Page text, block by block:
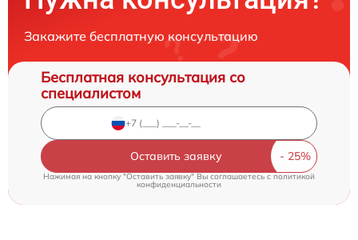
Закажите бесплатную консультацию
Бесплатная консультация со
специалистом
Оставить заявку
Нажимая на кнопку "Оставить заявку" Вы соглашаетесь cполитикой
конфиденциальности